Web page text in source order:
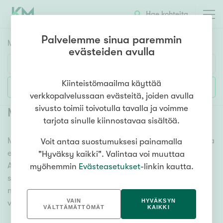
Hae kohteita
Myyntikohteet
Huoneluku
1h 2h 3h 4h 5h+
Asuntotyyppi
Kerros-/luhtitalo
Rivitalo/paritalo
Omakoti-/erillistalo
Maa- tai metsätila
Lisää hakuehtoja
Myytävät tontit Helsinki Laajasalo
Meiltä löydät myytävät tontit Helsinki Laajasalo, olitpa
etsimässä paikkaa uudelle talolle tai mökille.
Ammattitaitoiset kiinteistönvälittäjämme auttavat
sinua unelmatontin valitsemisessa. Katso alta kaikki
myytävät tontit Helsinki Laajasalo ja tutustu
vaihtoehtoihin. Meiltä löydät mieleisesi!
Palvelemme sinua paremmin
evästeiden avulla
Kiinteistömaailma käyttää
verkkopalvelussaan evästeitä, joiden avulla
sivusto toimii toivotulla tavalla ja voimme
tarjota sinulle kiinnostavaa sisältöä.
Voit antaa suostumuksesi painamalla
"Hyväksy kaikki". Valintaa voi muuttaa
myöhemmin Evästeasetukset-linkin kautta.
VAIN
VÄLTTÄMÄTTÖMÄT
HYVÄKSYN
KAIKKI